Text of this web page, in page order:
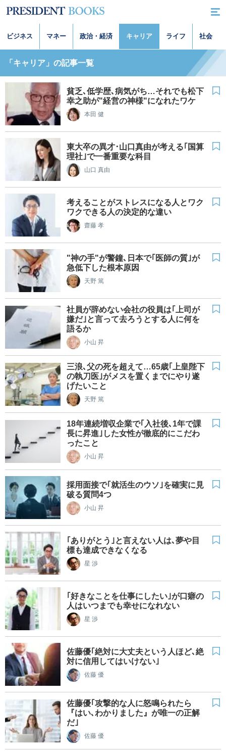
ビジネス マネー 政治・経済 キャリア ライフ 社会
「キャリア」の記事一覧
貧乏､低学歴､病気がち…それでも松下
幸之助が"経営の神様"になれたワケ
本田 健
東大卒の異才･山口真由が考える｢国算
理社｣で一番重要な科目
山口 真由
考えることがストレスになる人とワク
ワクできる人の決定的な違い
齋藤 孝
"神の手"が警鐘､日本で｢医師の質｣が
急低下した根本原因
天野 篤
社員が辞めない会社の役員は｢上司が
嫌だ｣と言って去ろうとする人に何を
語るか
小山 昇
三浪､父の死を超えて…65歳｢上皇陛下
の執刀医｣がメスを置くまでにやり遂
げたいこと
天野 篤
18年連続増収企業で｢入社後､1年で課
長に昇進｣した女性が徹底的にこだわ
ったこと
小山 昇
採用面接で｢就活生のウソ｣を確実に見
破る質問4つ
小山 昇
｢ありがとう｣と言えない人は､夢や目
標も達成できなくなる
星 渉
｢好きなことを仕事にしたい｣が口癖の
人はいつまでも幸せになれない
星 渉
佐藤優｢絶対に大丈夫という人ほど､絶
対に信用してはいけない｣
佐藤 優
佐藤優｢攻撃的な人に怒鳴られたら
『はい､わかりました』が唯一の正解
だ｣
佐藤 優